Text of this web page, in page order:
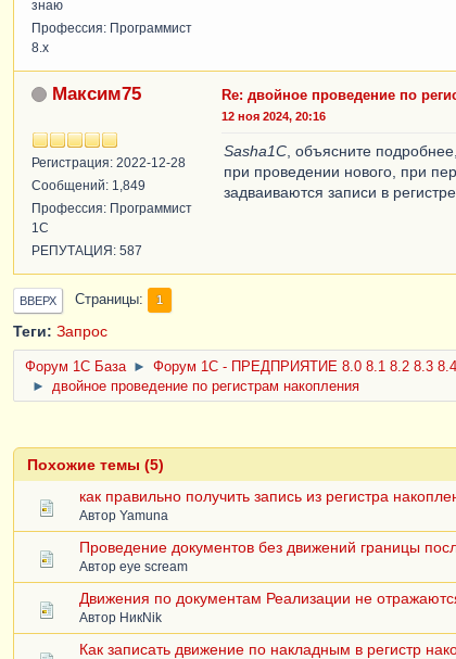
знаю
Профессия: Программист
8.x
Максим75
Регистрация: 2022-12-28
Сообщений: 1,849
Профессия: Программист
1С
РЕПУТАЦИЯ: 587
Re: двойное проведение по
12 ноя 2024, 20:16
Sasha1C , объясните
при проведении нового, при
задваиваются записи в
ВВЕРХ Страницы 1
Теги: Запрос
Форум 1C База ► Форум 1С - ПРЕДПРИЯТИЕ 8.0 8.1 8.2 8.3 8.4
►
двойное проведение по регистрам накопления
Похожие темы (5)
как правильно получить запись из регистра
Автор Yamuna
Проведение документов без движений границы
Автор eye scream
Движения по документам Реализации не
Автор НикNik
Как записать движение по накладным в регистр